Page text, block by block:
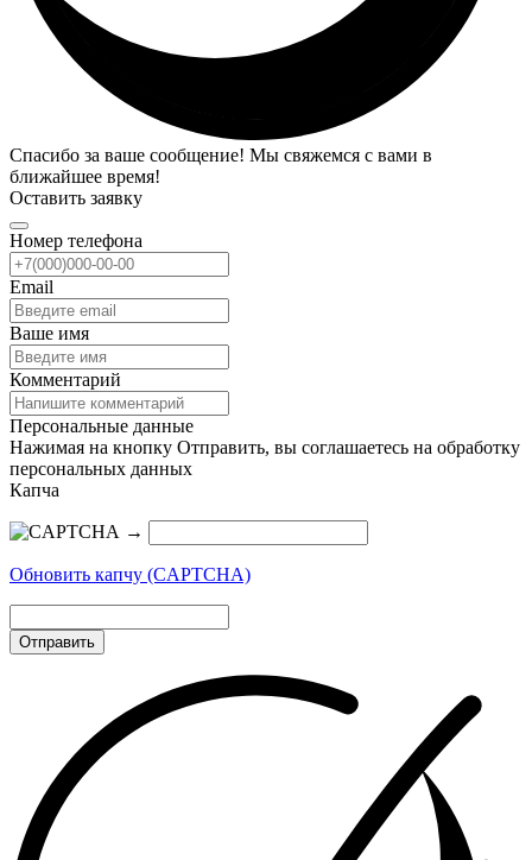
Спасибо за ваше сообщение! Мы свяжемся с вами в
ближайшее время!
Оставить заявку
Номер телефона
Email
Ваше имя
Комментарий
Персональные данные
Нажимая на кнопку Отправить, вы соглашаетесь на обработку
персональных данных
Капча
→
Обновить капчу (CAPTCHA)
Отправить